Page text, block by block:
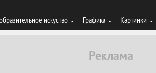
искуство Графика Картинки